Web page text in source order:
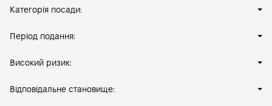
Категорія посади:
Період подання:
Високий ризик:
Відповідальне становище: